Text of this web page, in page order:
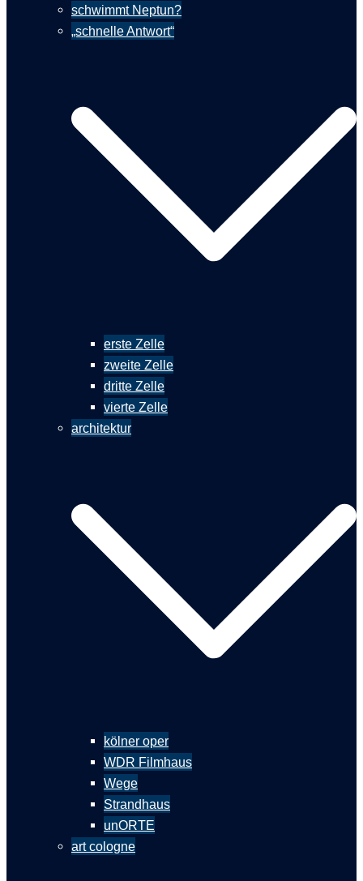
schwimmt Neptun?
„schnelle Antwort“
erste Zelle
zweite Zelle
dritte Zelle
vierte Zelle
architektur
kölner oper
WDR Filmhaus
Wege
Strandhaus
unORTE
art cologne